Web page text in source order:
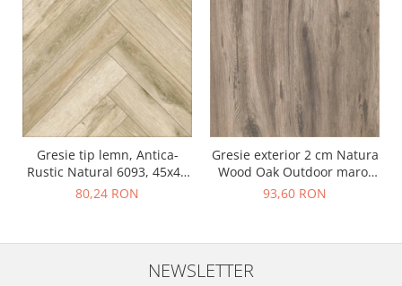
Gresie tip lemn, Antica-
Rustic Natural 6093, 45x45
cm, portelanata, bej, finisaj
80,24 RON
Gresie exterior 2 cm Natura
Wood Oak Outdoor maro,
0.73mp/cut
93,60 RON
NEWSLETTER